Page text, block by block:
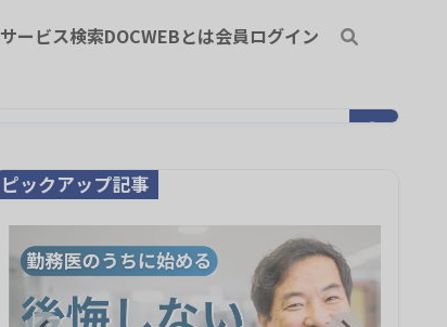
サービス検索DOCWEBとは会員ログイン
ピックアップ記事